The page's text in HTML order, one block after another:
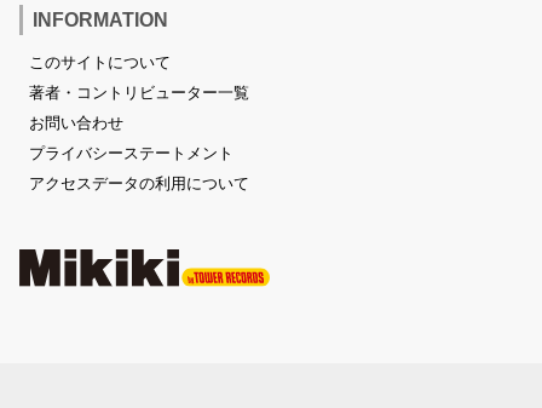
INFORMATION
このサイトについて
著者・コントリビューター一覧
お問い合わせ
プライバシーステートメント
アクセスデータの利用について